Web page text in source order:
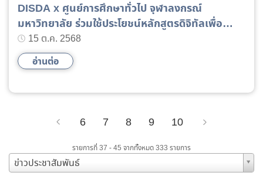
DISDA x ศูนย์การศึกษาทั่วไป จุฬาลงกรณ์
มหาวิทยาลัย ร่วมใช้ประโยชน์หลักสูตรดิจิทัลเพื่อ
พัฒนาแรงงานไทย
15 ต.ค. 2568
อ่านต่อ
6 7 8 9 10
รายการที่ 37 - 45 จากทั้งหมด 333 รายการ
ข่าวประชาสัมพันธ์